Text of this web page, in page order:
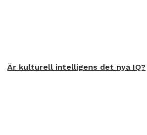
Är kulturell intelligens det nya IQ?